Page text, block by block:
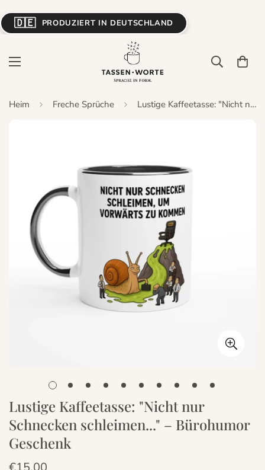
🇩🇪 PRODUZIERT IN DEUTSCHLAND
Heim Freche Sprüche Lustige Kaffeetasse: "Nicht nur Schnecken schleimen..." – Bürohumor Geschenk
Lustige Kaffeetasse: "Nicht nur
Schnecken schleimen..." – Bürohumor
Geschenk
Regulärer